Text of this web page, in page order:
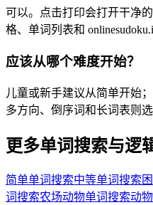
可以。点击打印会打开干净
格、单词列表和
应该从哪个难度开始？
儿童或新手建议从简单开始
多方向、倒序词和长词表则选
更多单词搜索与逻
简单单词搜索中等单词搜索
词搜索农场动物单词搜索动